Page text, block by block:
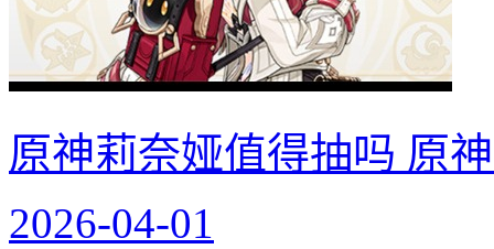
原神莉奈娅值得抽吗 原
2026-04-01